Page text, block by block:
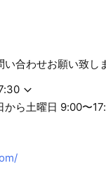
合わせお願い致し
から土曜日 9:00〜